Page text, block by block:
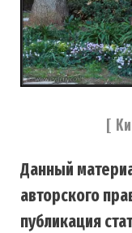
[
Данный
авторского
публикация